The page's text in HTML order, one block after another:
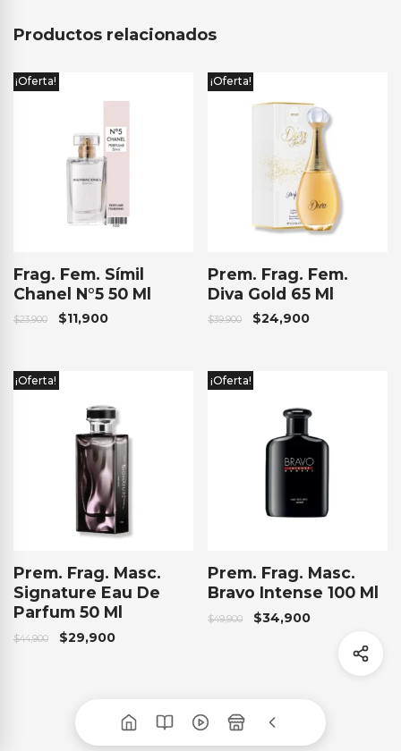
Productos relacionados
¡Oferta!
Frag. Fem. Símil
Chanel N°5 50 Ml
$23,900 $11,900
¡Oferta!
Prem. Frag. Fem.
Diva Gold 65 Ml
$39,900 $24,900
¡Oferta!
Prem. Frag. Masc.
Signature Eau De
Parfum 50 Ml
$44,900 $29,900
¡Oferta!
Prem. Frag. Masc.
Bravo Intense 100 Ml
$49,900 $34,900